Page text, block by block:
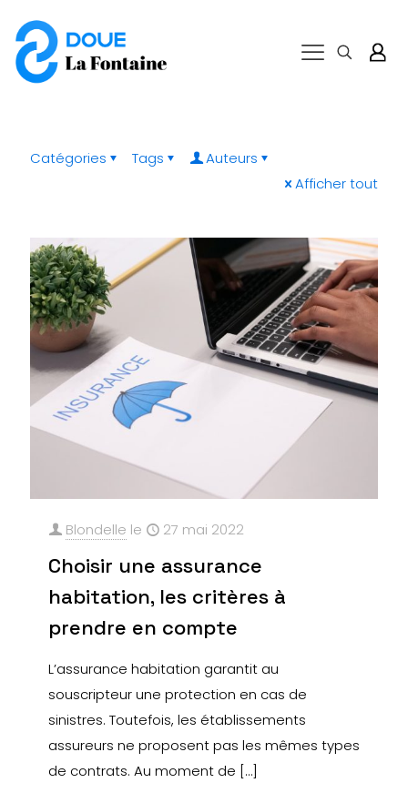
Catégories Tags
Auteurs
Afficher tout
Blondelle le 27 mai 2022
Choisir une assurance
habitation, les critères à
prendre en compte
L’assurance habitation garantit au
souscripteur une protection en cas de
sinistres. Toutefois, les établissements
assureurs ne proposent pas les mêmes types
de contrats. Au moment de […]